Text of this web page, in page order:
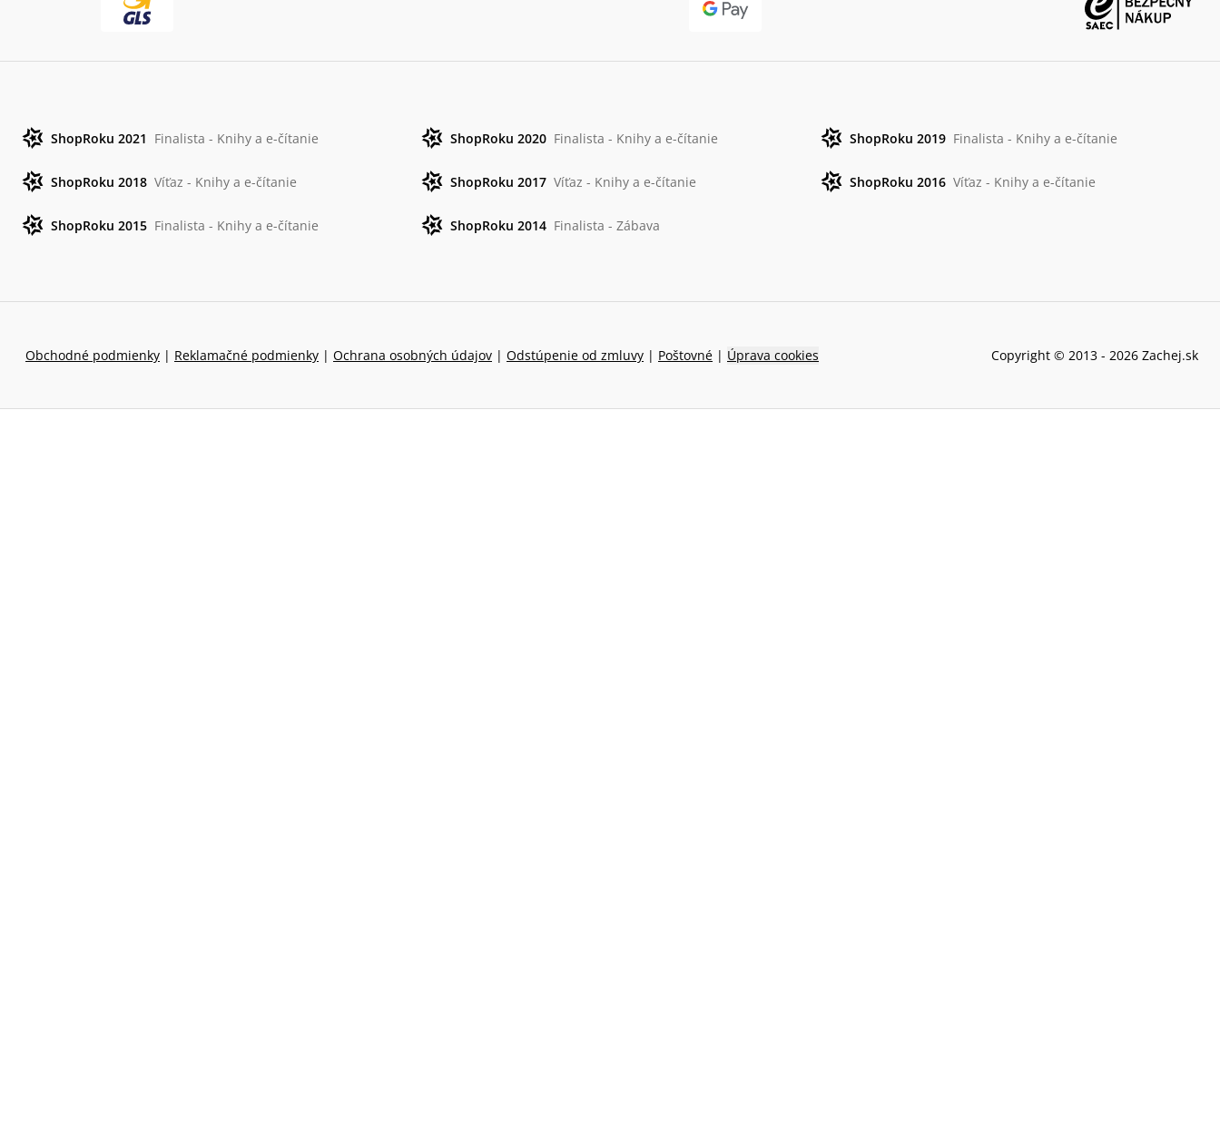
ShopRoku 2021 Finalista - Knihy a e-čítanie ShopRoku 2020 Finalista - Knihy a e-čítanie ShopRoku 2019 Finalista - Knihy a e-čítanie
ShopRoku 2018 Víťaz - Knihy a e-čítanie ShopRoku 2017 Víťaz - Knihy a e-čítanie ShopRoku 2016 Víťaz - Knihy a e-čítanie
ShopRoku 2015 Finalista - Knihy a e-čítanie ShopRoku 2014 Finalista - Zábava
Obchodné podmienky | Reklamačné podmienky | Ochrana osobných údajov | Odstúpenie od zmluvy | Poštovné | Úprava cookies Copyright © 2013 - 2026 Zachej.sk